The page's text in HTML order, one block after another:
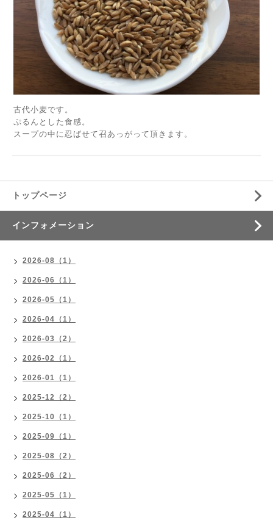
古代小麦です。
ぷるんとした食感。
スープの中に忍ばせて召あっがって頂きます。
トップページ
インフォメーション
2026-08（1）
2026-06（1）
2026-05（1）
2026-04（1）
2026-03（2）
2026-02（1）
2026-01（1）
2025-12（2）
2025-10（1）
2025-09（1）
2025-08（2）
2025-06（2）
2025-05（1）
2025-04（1）